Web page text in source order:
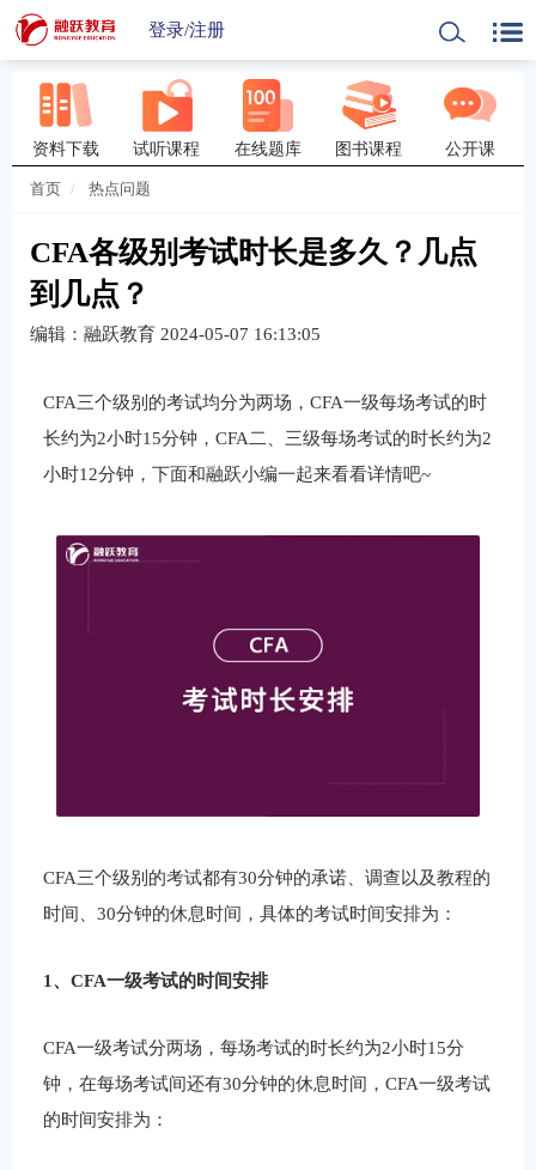
登录/注册
资料下载 试听课程 在线题库 图书课程 公开课
首页 热点问题
CFA各级别考试时长是多久？几点
到几点？
编辑：融跃教育 2024-05-07 16:13:05
CFA三个级别的考试均分为两场，CFA一级每场考试的时
长约为2小时15分钟，CFA二、三级每场考试的时长约为2
小时12分钟，下面和融跃小编一起来看看详情吧~
CFA三个级别的考试都有30分钟的承诺、调查以及教程的
时间、30分钟的休息时间，具体的考试时间安排为：
1、CFA一级考试的时间安排
CFA一级考试分两场，每场考试的时长约为2小时15分
钟，在每场考试间还有30分钟的休息时间，CFA一级考试
的时间安排为：